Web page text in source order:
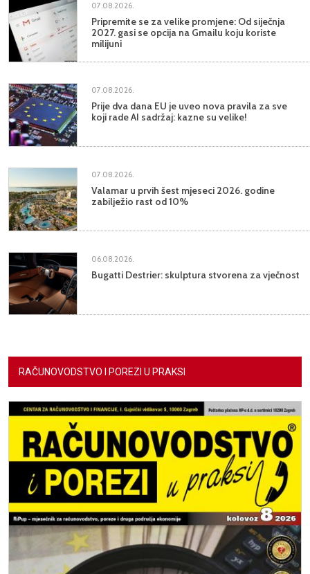
07.08.2026.
Pripremite se za velike promjene: Od siječnja
2027. gasi se opcija na Gmailu koju koriste
milijuni
07.08.2026.
Prije dva dana EU je uveo nova pravila za sve
koji rade AI sadržaj: kazne su velike!
07.08.2026.
Valamar u prvih šest mjeseci 2026. godine
zabilježio rast od 10%
06.08.2026.
Bugatti Destrier: skulptura stvorena za vječnost
RAČUNOVODSTVO I POREZI U PRAKSI